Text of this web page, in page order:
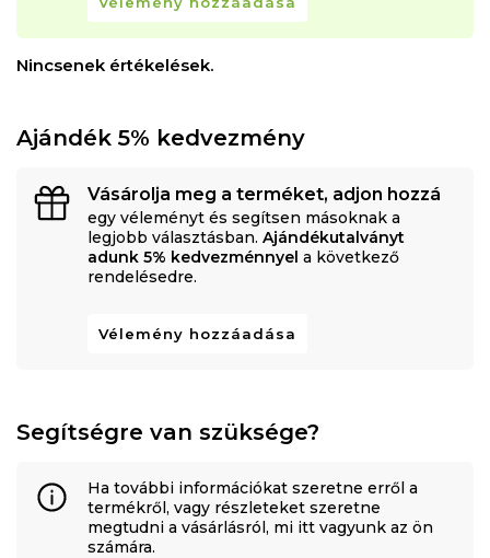
Nincsenek értékelések.
Ajándék 5% kedvezmény
Vásárolja meg a terméket, adjon hozzá
egy véleményt és segítsen másoknak a
legjobb választásban. Ajándékutalványt
adunk 5% kedvezménnyel a következő
rendelésedre.
Vélemény hozzáadása
Segítségre van szüksége?
Ha további információkat szeretne erről a
termékről, vagy részleteket szeretne
megtudni a vásárlásról, mi itt vagyunk az ön
számára.